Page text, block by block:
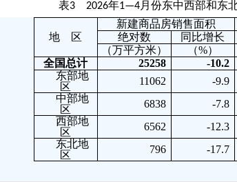
表3 2026年1—4月份东中西部和东
地 区
新建商品房销售面积
绝对数
同比增长
（万平方米）
（%）
全国总计
25258 -10.2
东部地
区
11062 -9.9
中部地
区
6838 -7.8
西部地
区
6562 -12.3
东北地
区
796 -17.7